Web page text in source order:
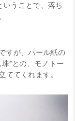
いうことで、落ち
すが、パール紙の
”との、モノトー
ててくれます。